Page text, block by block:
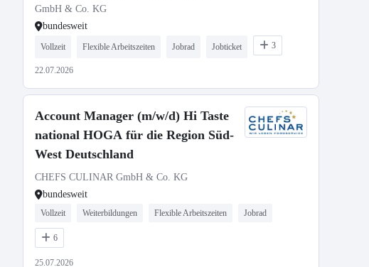
GmbH & Co. KG
bundesweit
Vollzeit Flexible Arbeitszeiten Jobrad Jobticket 3
22.07.2026
Account Manager (m/w/d) Hi Taste
national HOGA für die Region Süd-
West Deutschland
CHEFS CULINAR GmbH & Co. KG
bundesweit
Vollzeit Weiterbildungen Flexible Arbeitszeiten Jobrad
6
25.07.2026